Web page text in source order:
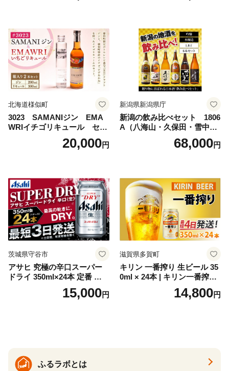
uper dry 11回 缶ビール 缶 ギ
フト 内祝い 茨城県守谷市 送
料無料
北海道様似町
3023 SAMANIジン EMA
WRIイチゴリキュール セッ
ト（箱入り）【大人の味 酒
お酒 洋酒 スピリッツ クラフ
セット 詰め合わせ カクテル
ソーダ割り アルコール ロッ
ク ソーダ ジントニック 】
20,000円
新潟県新潟県庁
新潟の飲み比べセット 1806
A（八海山・久保田・雪中
梅・越乃寒梅・かたふね・千
68,000円
茨城県守谷市
アサヒ 究極の辛口スーパー
ドライ 350ml×24本 定番 ビー
ル 缶ビール 酒 お酒 アルコー
15,000円
滋賀県多賀町
キリン 一番搾り 生ビール 35
0ml × 24本 | キリン一番搾り
キリンビール 一番搾り ビー
ル 24缶 きりんいちばんしぼ
14,800円
ふるラボとは